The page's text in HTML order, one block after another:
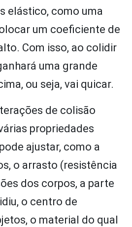
elástico, como uma
um coeficiente de
Com isso, ao colidir
uma grande
ou seja, vai quicar.
de colisão
propriedades
ajustar, como a
o arrasto (resistência
dos corpos, a parte
o centro de
o material do qual